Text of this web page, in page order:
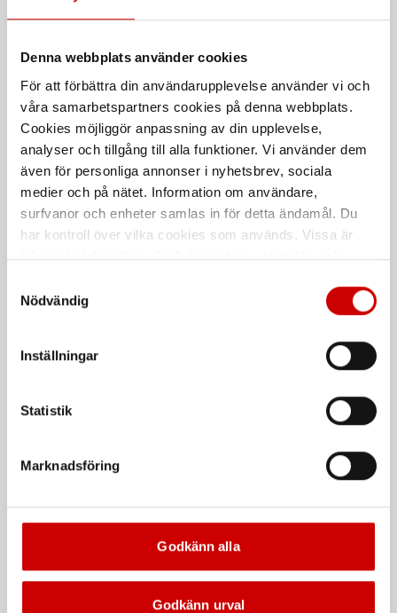
Denna webbplats använder cookies
För att förbättra din användarupplevelse använder vi och
våra samarbetspartners cookies på denna webbplats.
Cookies möjliggör anpassning av din upplevelse,
analyser och tillgång till alla funktioner. Vi använder dem
även för personliga annonser i nyhetsbrev, sociala
medier och på nätet. Information om användare,
surfvanor och enheter samlas in för detta ändamål. Du
har kontroll över vilka cookies som används. Vissa är
tekniskt nödvändiga. Godkännande av statistik- och
länder utanför EU med olika dataskyddsnormer. Genom
att godkänna samtycker du till sådana överföringar. Läs
Nödvändig
Inställningar
Statistik
Marknadsföring
Godkänn alla
Godkänn urval
Vinterväst 3899
65% Polyester, 35% Bomull
Microfleecejacka 4721
100% polyester
De som köpte, köpte även
Kampanj
Dispenserbox med 100 st.
Kampanj
Rengöringsduk Wetmax